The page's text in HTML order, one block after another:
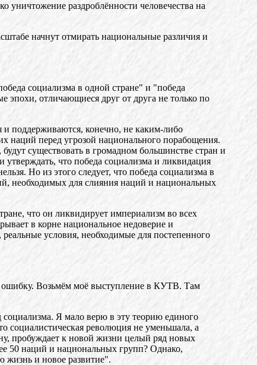
уничтожение раздроблённости человечества на
начнут отмирать национальные различия и
социализма в одной стране" и "победа
эпохи, отличающиеся друг от друга не только по
и поддерживаются, конечно, не каким-либо
наций перед угрозой национального порабощения.
существовать в громадном большинстве стран и
что победа социализма и ликвидация
Но из этого следует, что победа социализма в
необходимых для слияния наций и национальных
что он ликвидирует империализм во всех
в корне национальное недоверие и
условия, необходимые для постепенного
ошибку. Возьмём моё выступление в КУТВ. Там
Я мало верю в эту теорию единого
социалистическая революция не уменьшала, а
пробуждает к новой жизни целый ряд новых
50 наций и национальных групп? Однако,
жизнь и новое развитие".